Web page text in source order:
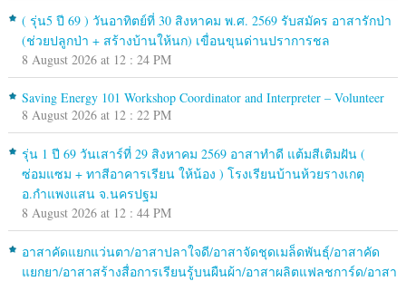
( รุ่น5 ปี 69 ) วันอาทิตย์ที่ 30 สิงหาคม พ.ศ. 2569 รับสมัคร อาสารักป่า
(ช่วยปลูกป่า + สร้างบ้านให้นก) เขื่อนขุนด่านปราการชล
8 August 2026 at 12 : 24 PM
Saving Energy 101 Workshop Coordinator and Interpreter – Volunteer
8 August 2026 at 12 : 22 PM
รุ่น 1 ปี 69 วันเสาร์ที่ 29 สิงหาคม 2569 อาสาทำดี แต้มสีเติมฝัน (
ซ่อมแซม + ทาสีอาคารเรียน ให้น้อง ) โรงเรียนบ้านห้วยรางเกตุ
อ.กำแพงแสน จ.นครปฐม
8 August 2026 at 12 : 44 PM
อาสาคัดแยกแว่นตา/อาสาปลาใจดี/อาสาจัดชุดเมล็ดพันธุ์/อาสาคัด
แยกยา/อาสาสร้างสื่อการเรียนรู้บนผืนผ้า/อาสาผลิตแฟลชการ์ด/อาสา